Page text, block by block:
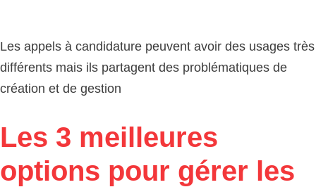
Les appels à candidature peuvent avoir des usages très
différents mais ils partagent des problématiques de
création et de gestion
Les 3 meilleures
options pour gérer les